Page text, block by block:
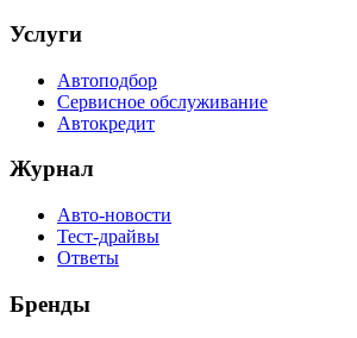
Услуги
Автоподбор
Сервисное обслуживание
Автокредит
Журнал
Авто-новости
Тест-драйвы
Ответы
Бренды